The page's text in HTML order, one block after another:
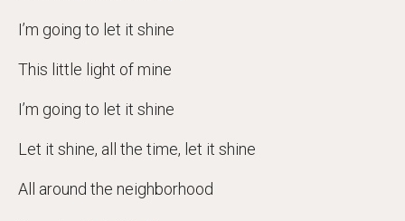
I’m going to let it shine
This little light of mine
I’m going to let it shine
Let it shine, all the time, let it shine
All around the neighborhood